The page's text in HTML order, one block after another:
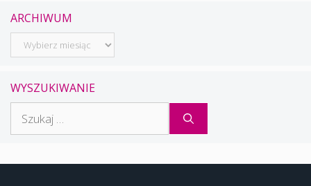
ARCHIWUM
Archiwum
WYSZUKIWANIE